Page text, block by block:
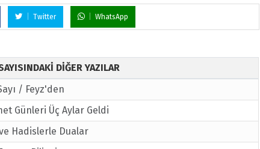
Twitter WhatsApp
DİĞER YAZILAR
/ Feyz'den
Günleri Üç Aylar Geldi
Hadislerle Dualar